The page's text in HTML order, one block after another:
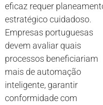
eficaz requer
estratégico cuidadoso.
Empresas portuguesas
devem avaliar quais
processos beneficiariam
mais de automação
inteligente, garantir
conformidade com